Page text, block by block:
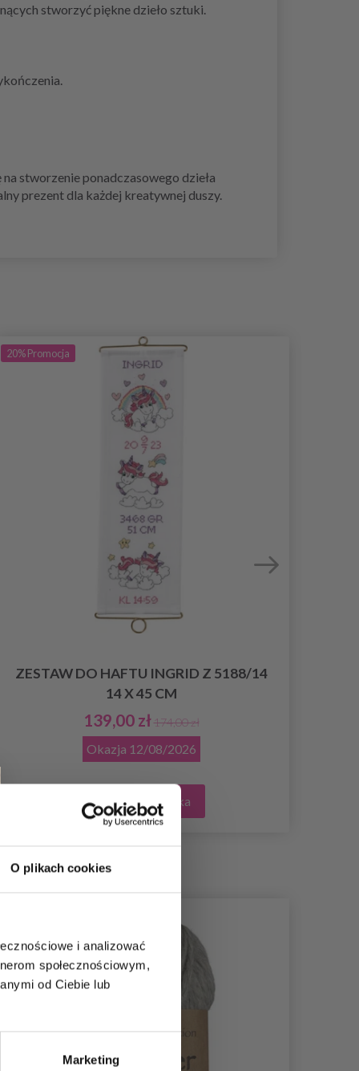
O plikach cookies
i analizować
społecznościowym,
od Ciebie lub
Marketing
stworzyć piękne dzieło sztuki.
stworzenie ponadczasowego dzieła
prezent dla każdej kreatywnej duszy.
20%Promocja
ZESTAW DO HAFTU INGRID Z 5188/14
14 X 45 CM
139,00 zł 174,00 zł
Okazja 12/08/2026
Dodaj do koszyka